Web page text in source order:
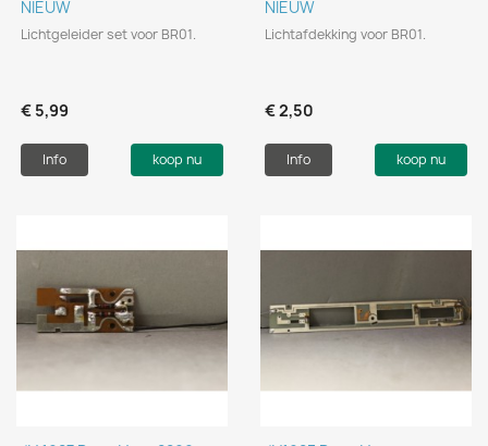
NIEUW
Lichtgeleider set voor BR01.
€ 5,99
Info koop nu
NIEUW
Lichtafdekking voor BR01.
€ 2,50
Info koop nu